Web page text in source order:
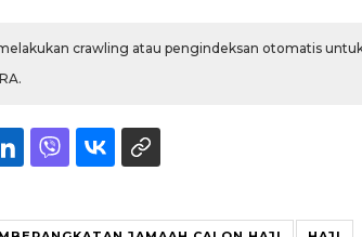
crawling atau pengindeksan otomatis